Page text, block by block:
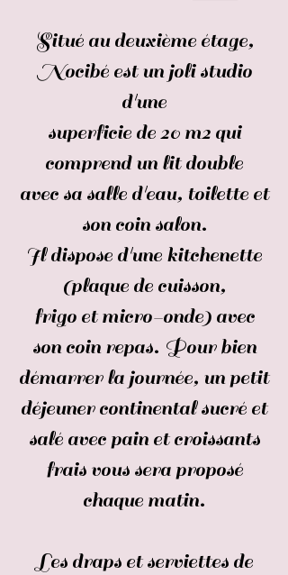
Situé au deuxième étage,
Nocibé est un joli studio
d'une
superficie de 20 m2 qui
comprend un lit double
avec sa salle d'eau, toilette et
son coin salon.
Il dispose d'une kitchenette
(plaque de cuisson,
frigo et micro-onde) avec
son coin repas. Pour bien
démarrer la journée, un petit
déjeuner continental sucré et
salé avec pain et croissants
frais vous sera proposé
chaque matin.
Les draps et serviettes de